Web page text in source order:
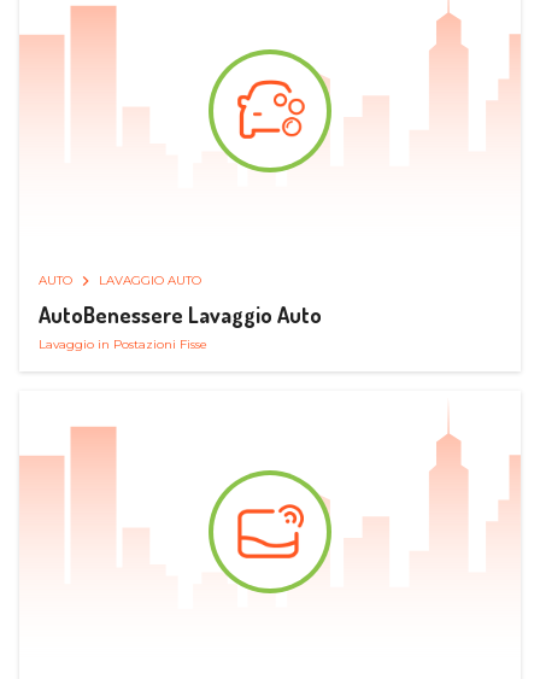
AUTO LAVAGGIO AUTO
AutoBenessere Lavaggio Auto
Lavaggio in Postazioni Fisse